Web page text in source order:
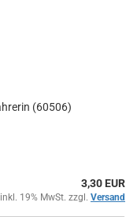
(60506)
3,30 EUR
inkl. 19% MwSt. zzgl. Versand